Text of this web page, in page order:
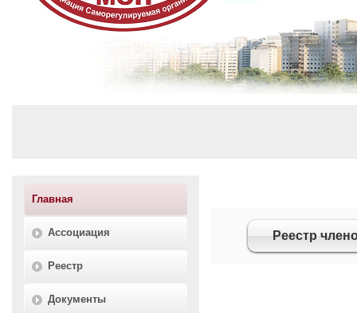
Главная
Ассоциация
Реестр
Документы
Реестр